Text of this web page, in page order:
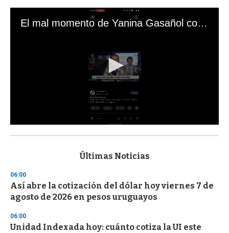
El mal momento de Yanina Gasañol con un hincha argentino en "Subrayado"
s
d
s
o
f
3
s
Últimas Noticias
06:00
Así abre la cotización del dólar hoy viernes 7 de
agosto de 2026 en pesos uruguayos
06:00
Unidad Indexada hoy: cuánto cotiza la UI este